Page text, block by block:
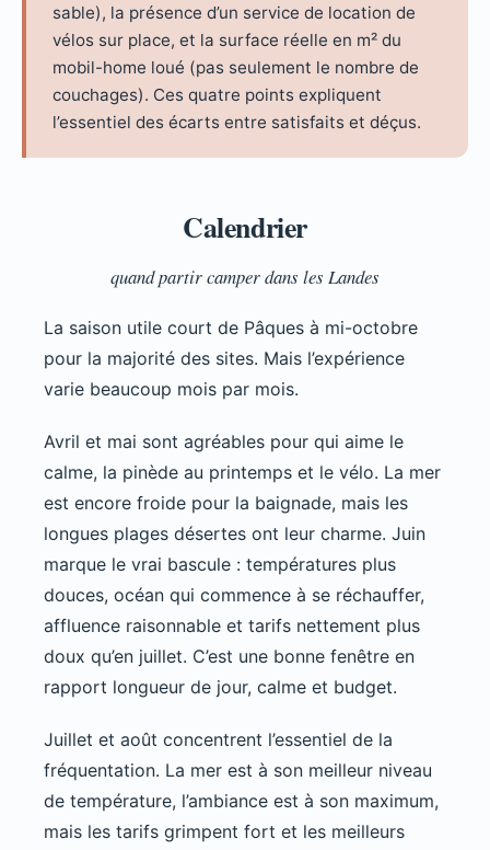
sable), la présence d’un service de location de
vélos sur place, et la surface réelle en m² du
mobil-home loué (pas seulement le nombre de
couchages). Ces quatre points expliquent
l’essentiel des écarts entre satisfaits et déçus.
Calendrier
quand partir camper dans les Landes
La saison utile court de Pâques à mi-octobre
pour la majorité des sites. Mais l’expérience
varie beaucoup mois par mois.
Avril et mai sont agréables pour qui aime le
calme, la pinède au printemps et le vélo. La mer
est encore froide pour la baignade, mais les
longues plages désertes ont leur charme. Juin
marque le vrai bascule : températures plus
douces, océan qui commence à se réchauffer,
affluence raisonnable et tarifs nettement plus
doux qu’en juillet. C’est une bonne fenêtre en
rapport longueur de jour, calme et budget.
Juillet et août concentrent l’essentiel de la
fréquentation. La mer est à son meilleur niveau
de température, l’ambiance est à son maximum,
mais les tarifs grimpent fort et les meilleurs